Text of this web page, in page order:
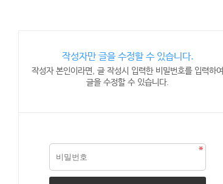
작성자만 글을 수정할 수 있습니다.
작성자 본인이라면, 글 작성시 입력한 비밀번호를 입력하여
글을 수정할 수 있습니다.